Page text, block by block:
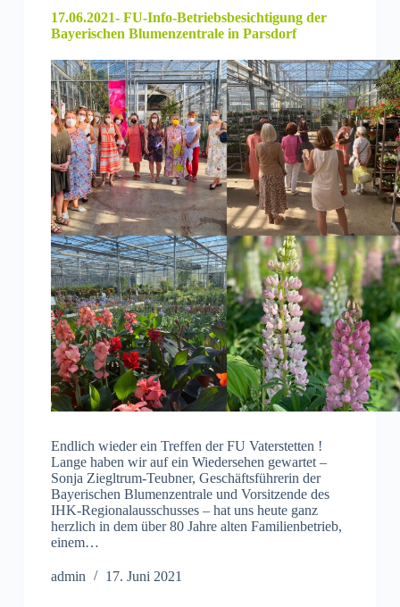
17.06.2021- FU-Info-Betriebsbesichtigung der
Bayerischen Blumenzentrale in Parsdorf
Endlich wieder ein Treffen der FU Vaterstetten !
Lange haben wir auf ein Wiedersehen gewartet –
Sonja Ziegltrum-Teubner, Geschäftsführerin der
Bayerischen Blumenzentrale und Vorsitzende des
IHK-Regionalausschusses – hat uns heute ganz
herzlich in dem über 80 Jahre alten Familienbetrieb,
einem…
admin 17. Juni 2021